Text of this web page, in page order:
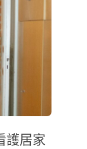
護居家